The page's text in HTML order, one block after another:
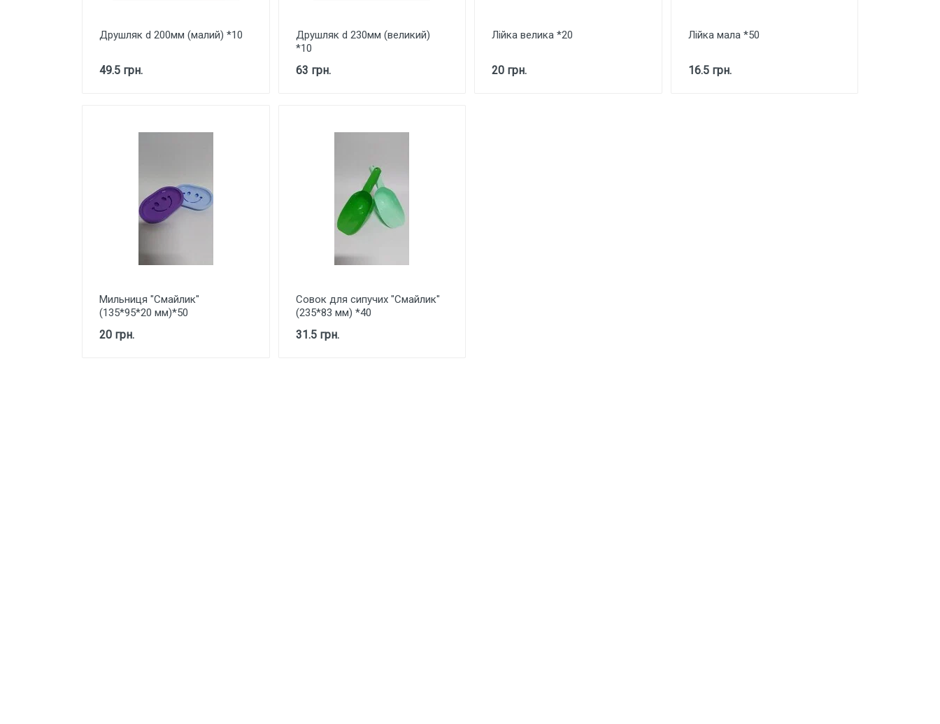
Друшляк d 200мм (малий) *10
49.5 грн.
Друшляк d 230мм (великий)
*10
63 грн.
Лійка велика *20
20 грн.
Лійка мала *50
16.5 грн.
Мильниця "Смайлик"
(135*95*20 мм)*50
20 грн.
Совок для сипучих "Смайлик"
(235*83 мм) *40
31.5 грн.